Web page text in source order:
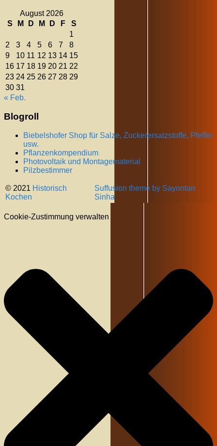
August 2026
S
M D M D F
S
1
2
3 4 5 6 7
8
9
10 11 12 13 14 15
16 17 18 19 20 21 22
23 24 25 26 27 28 29
30 31
« Feb.
Blogroll
Biebelshofer Shop für Salze, Zuckerersatzstoffe, Pfeffer
usw.
Pflanzenkompendium
Photovoltaik und Montagematerial
Pilzbestimmer
© 2021 Historisch
Kochen
Suffusion theme by Sayontan
Sinha
Cookie-Zustimmung verwalten